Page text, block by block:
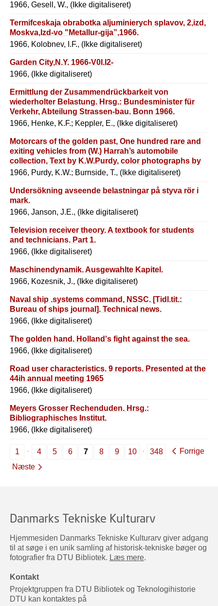
1966, Gesell, W., (Ikke digitaliseret)
Termifceskaja obrabotka aljuminierych splavov, 2,izd,
Moskva,Izd-vo "Metallur-gija”,1966.
1966, Kolobnev, I.F., (Ikke digitaliseret)
Garden City,N.Y. 1966-V0I.I2-
1966, (Ikke digitaliseret)
Ermittlung der Zusammendrückbarkeit von
wiederholter Belastung. Hrsg.: Bundesminister für
Verkehr, Abteilung Strassen-bau. Bonn 1966.
1966, Henke, K.F.; Keppler, E., (Ikke digitaliseret)
Motorcars of the golden past, One hundred rare and
exiting vehicles from (W.) Harrah’s automobile
collection, Text by K.W.Purdy, color photographs by
T.Burnside.
1966, Purdy, K.W.; Burnside, T., (Ikke digitaliseret)
Undersökning avseende belastningar på styva rör i
mark.
1966, Janson, J.E., (Ikke digitaliseret)
Television receiver theory. A textbook for students
and technicians. Part 1.
1966, (Ikke digitaliseret)
Maschinendynamik. Ausgewahlte Kapitel.
1966, Kozesnik, J., (Ikke digitaliseret)
Naval ship .systems command, NSSC. [Tidl.tit.:
Bureau of ships journal]. Technical news.
1966, (Ikke digitaliseret)
The golden hand. Holland's fight against the sea.
1966, (Ikke digitaliseret)
Road user characteristics. 9 reports. Presented at the
44ih annual meeting 1965
1966, (Ikke digitaliseret)
Meyers Grosser Rechenduden. Hrsg.:
Bibliographisches Institut.
1966, (Ikke digitaliseret)
1 4 5 6 7 8 9 10 348
Forrige
Næste
Danmarks Tekniske Kulturarv
Hjemmesiden Danmarks Tekniske Kulturarv giver adgang
til at søge i en unik samling af historisk-tekniske bøger og
fotografier fra DTU Bibliotek. Læs mere.
Kontakt
Projektgruppen fra DTU Bibliotek og Teknologihistorie
DTU kan kontaktes på